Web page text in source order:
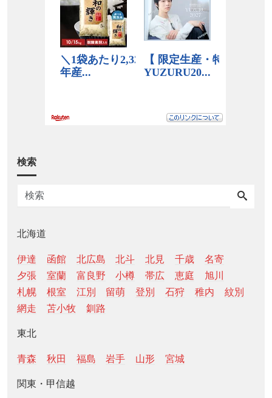
検索
北海道
伊達 函館 北広島 北斗 北見 千歳
名寄
夕張
室蘭 富良野 小樽 帯広 恵庭
旭川
札幌
根室 江別 留萌 登別 石狩 稚内
紋別
網走
苫小牧 釧路
東北
青森 秋田 福島 岩手 山形 宮城
関東・甲信越